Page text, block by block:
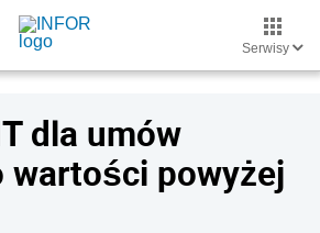
Serwisy
dla umów
wartości powyżej